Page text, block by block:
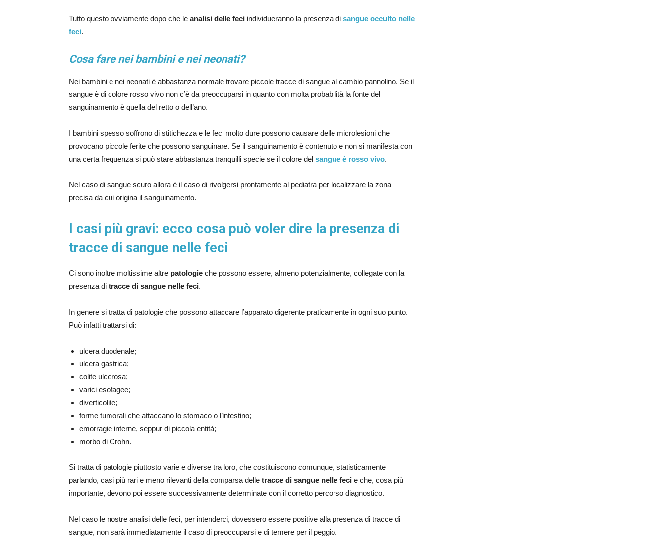
Tutto questo ovviamente dopo che le analisi delle feci individueranno la presenza di sangue occulto nelle
feci.
Cosa fare nei bambini e nei neonati?
Nei bambini e nei neonati è abbastanza normale trovare piccole tracce di sangue al cambio pannolino. Se il
sangue è di colore rosso vivo non c’è da preoccuparsi in quanto con molta probabilità la fonte del
sanguinamento è quella del retto o dell’ano.
I bambini spesso soffrono di stitichezza e le feci molto dure possono causare delle microlesioni che
provocano piccole ferite che possono sanguinare. Se il sanguinamento è contenuto e non si manifesta con
una certa frequenza si può stare abbastanza tranquilli specie se il colore del sangue è rosso vivo.
Nel caso di sangue scuro allora è il caso di rivolgersi prontamente al pediatra per localizzare la zona
precisa da cui origina il sanguinamento.
I casi più gravi: ecco cosa può voler dire la presenza di
tracce di sangue nelle feci
Ci sono inoltre moltissime altre patologie che possono essere, almeno potenzialmente, collegate con la
presenza di tracce di sangue nelle feci.
In genere si tratta di patologie che possono attaccare l’apparato digerente praticamente in ogni suo punto.
Può infatti trattarsi di:
ulcera duodenale;
ulcera gastrica;
colite ulcerosa;
varici esofagee;
diverticolite;
forme tumorali che attaccano lo stomaco o l’intestino;
emorragie interne, seppur di piccola entità;
morbo di Crohn.
Si tratta di patologie piuttosto varie e diverse tra loro, che costituiscono comunque, statisticamente
parlando, casi più rari e meno rilevanti della comparsa delle tracce di sangue nelle feci e che, cosa più
importante, devono poi essere successivamente determinate con il corretto percorso diagnostico.
Nel caso le nostre analisi delle feci, per intenderci, dovessero essere positive alla presenza di tracce di
sangue, non sarà immediatamente il caso di preoccuparsi e di temere per il peggio.